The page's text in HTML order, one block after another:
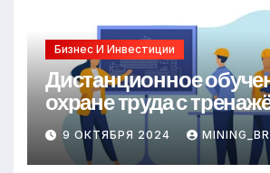
Бизнес И Инвестиции
Дистанционное
охране труда с
онлайн
9 ОКТЯБРЯ 2024